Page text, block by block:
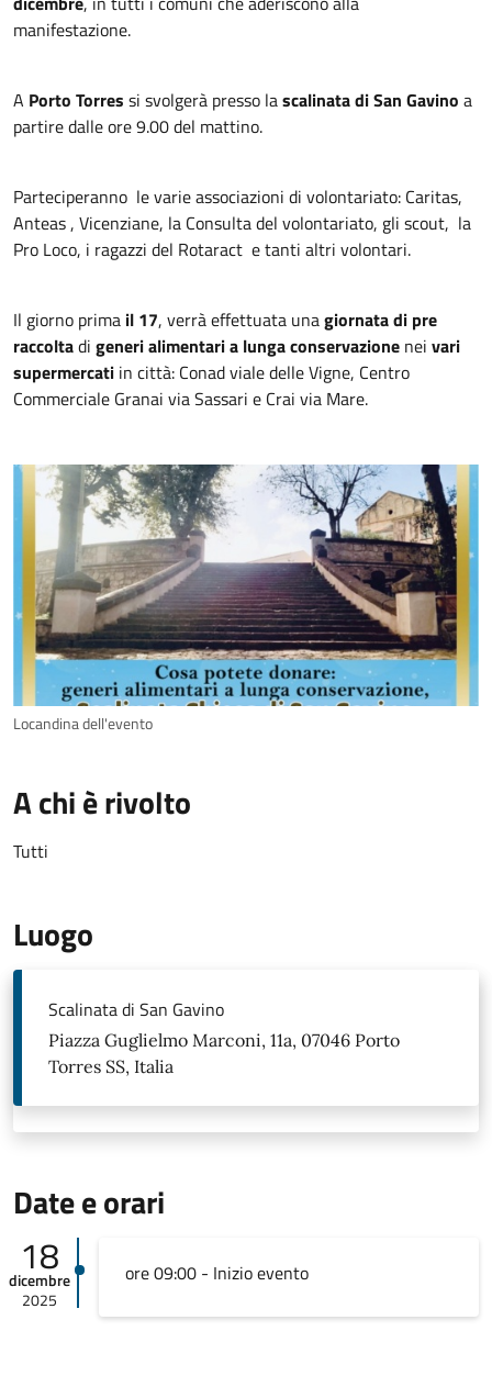
manifestazione.
A Porto Torres si svolgerà presso lascalinata di San Gavino a
partire dalle ore 9.00 del mattino.
Parteciperanno le varie associazioni di volontariato: Caritas,
Anteas , Vicenziane, la Consulta del volontariato, gli scout, la
Pro Loco, i ragazzi del Rotaract e tanti altri volontari.
Il giorno prima il 17, verrà effettuata unagiornata di pre
raccoltadi generi alimentari a lunga conservazione nei vari
supermercati in città: Conad viale delle Vigne, Centro
Commerciale Granai via Sassari e Crai via Mare.
Locandina dell'evento
A chi è rivolto
Tutti
Luogo
Scalinata di San Gavino
Piazza Guglielmo Marconi, 11a, 07046 Porto
Torres SS, Italia
Date e orari
18
dicembre
2025
ore 09:00 - Inizio evento